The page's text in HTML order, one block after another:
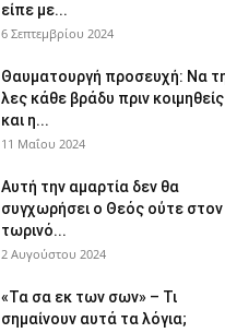
είπε με...
6 Σεπτεμβρίου 2024
Θαυματουργή προσευχή: Να
λες κάθε βράδυ πριν κοιμηθείς
και η...
11 Μαΐου 2024
Αυτή την αμαρτία δεν θα
συγχωρήσει ο Θεός ούτε στον
τωρινό...
2 Αυγούστου 2024
«Τα σα εκ των σων» – Τι
σημαίνουν αυτά τα λόγια;